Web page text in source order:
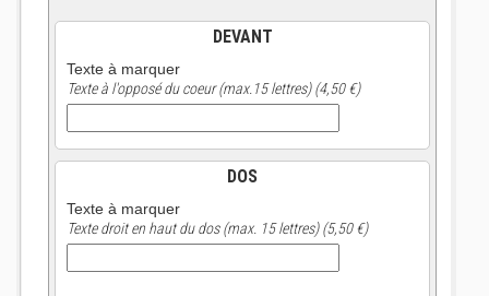
DEVANT
Texte à marquer
Texte à l'opposé du coeur (max.15 lettres) (4,50 €)
DOS
Texte à marquer
Texte droit en haut du dos (max. 15 lettres) (5,50 €)